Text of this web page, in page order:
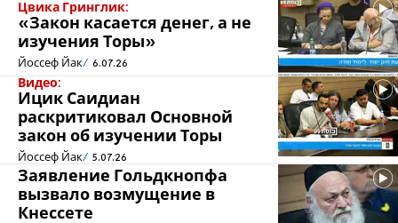
Цвика Гринглик:
«Закон касается денег, а не
изучения Торы»
Йоссеф Йак 6.07.26
Видео:
Ицик Саидиан
раскритиковал Основной
закон об изучении Торы
Йоссеф Йак 5.07.26
Заявление Гольдкнопфа
вызвало возмущение в
Кнессете